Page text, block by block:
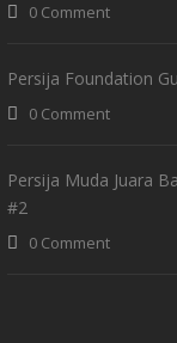
0 Comment
Persija Foundation
0 Comment
Persija Muda Juara
#2
0 Comment